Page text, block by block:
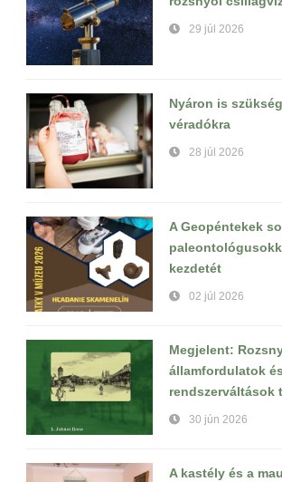
29 júl 2026
Nyáron is
véradókra
28 júl 2026
A Geopéntekek
kezdetét
02 júl 2026
Megjelent:
államfordulatok és
rendszerváltások
30 jún 2026
A kastély és a